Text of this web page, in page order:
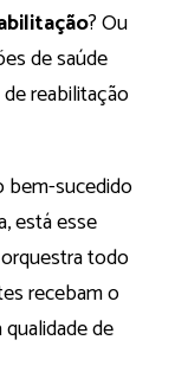
? Ou
de saúde
reabilitação
bem-sucedido
está esse
todo
recebam o
de